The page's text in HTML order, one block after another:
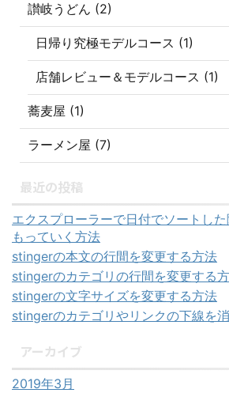
讃岐うどん (2)
日帰り究極モデルコース (1)
店舗レビュー＆モデルコース (1)
蕎麦屋 (1)
ラーメン屋 (7)
最近の投稿
エクスプローラーで日付でソートし
もっていく方法
stingerの本文の行間を変更する方法
stingerのカテゴリの行間を変更する
stingerの文字サイズを変更する方法
stingerのカテゴリやリンクの下線を
アーカイブ
2019年3月